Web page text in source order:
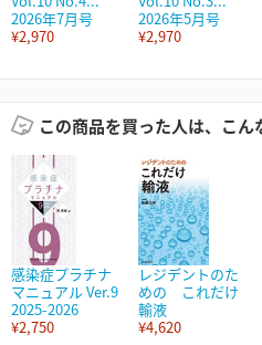
2026年7月号
¥2,970
2026年5月号
¥2,970
この商品を買った人は、こん
感染症プラチナ
マニュアル Ver.9
2025-2026
¥2,750
レジデントのた
めの これだけ
輸液
¥4,620